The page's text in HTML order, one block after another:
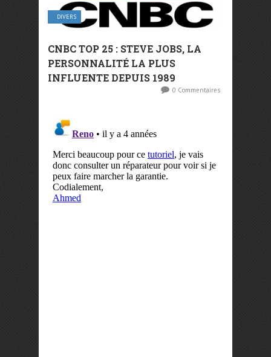
DIVERS
CNBC TOP 25 : STEVE JOBS, LA
PERSONNALITÉ LA PLUS
INFLUENTE DEPUIS 1989
0 Commentaires